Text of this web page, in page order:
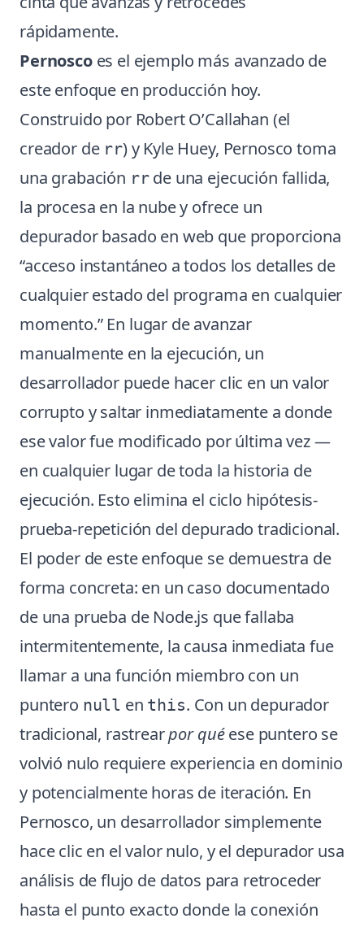
rápidamente.
Pernoscoes el ejemplo más avanzado de
este enfoque en producción hoy.
Construido por Robert O’Callahan (el
creador de rr) y Kyle Huey, Pernosco toma
una grabación rrde una ejecución fallida,
la procesa en la nube y ofrece un
depurador basado en web que proporciona
“acceso instantáneo a todos los detalles de
cualquier estado del programa en cualquier
momento.” En lugar de avanzar
manualmente en la ejecución, un
desarrollador puede hacer clic en un valor
corrupto y saltar inmediatamente a donde
ese valor fue modificado por última vez —
en cualquier lugar de toda la historia de
ejecución. Esto elimina el ciclo hipótesis-
prueba-repetición del depurado tradicional.
El poder de este enfoque se demuestra de
forma concreta: en un caso documentado
de una prueba de Node.js que fallaba
intermitentemente, la causa inmediata fue
llamar a una función miembro con un
puntero null en this. Con un depurador
tradicional, rastrearpor quéese puntero se
volvió nulo requiere experiencia en dominio
y potencialmente horas de iteración. En
Pernosco, un desarrollador simplemente
hace clic en el valor nulo, y el depurador usa
análisis de flujo de datos para retroceder
hasta el punto exacto donde la conexión